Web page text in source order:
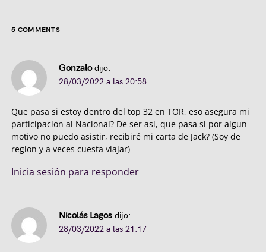
5 COMMENTS
Gonzalo dijo:
28/03/2022 a las 20:58
Que pasa si estoy dentro del top 32 en TOR, eso asegura mi
participacion al Nacional? De ser asi, que pasa si por algun
motivo no puedo asistir, recibiré mi carta de Jack? (Soy de
region y a veces cuesta viajar)
Inicia sesión para responder
Nicolás Lagos dijo:
28/03/2022 a las 21:17